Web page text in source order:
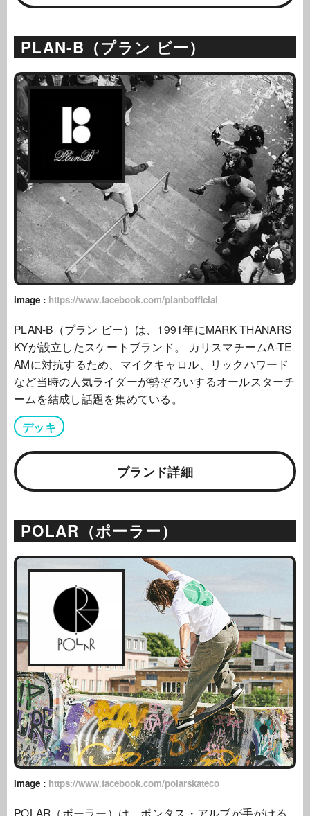
PLAN-B（プラン ビー）
image : https://www.facebook.com/planbofficial
PLAN-B（プラン ビー）は、1991年にMARK THANARS
KYが設立したスケートブランド。 カリスマチームA-TE
AMに対抗するため、マイクキャロル、リックハワード
など当時の人気ライダーが勢ぞろいするオールスターチ
ームを結成し話題を集めている。
デッキ
ブランド詳細
POLAR（ポーラー）
image : https://www.facebook.com/polarskateco
POLAR（ポーラー）は、ポンタス・アルブが手がける